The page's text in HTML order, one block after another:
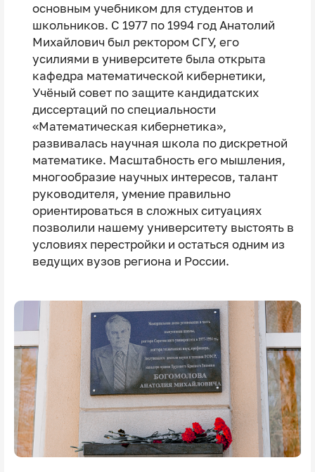
основным учебником для студентов и
школьников. С 1977 по 1994 год Анатолий
Михайлович был ректором СГУ, его
усилиями в университете была открыта
кафедра математической кибернетики,
Учёный совет по защите кандидатских
диссертаций по специальности
«Математическая кибернетика»,
развивалась научная школа по дискретной
математике. Масштабность его мышления,
многообразие научных интересов, талант
руководителя, умение правильно
ориентироваться в сложных ситуациях
позволили нашему университету выстоять в
условиях перестройки и остаться одним из
ведущих вузов региона и России.